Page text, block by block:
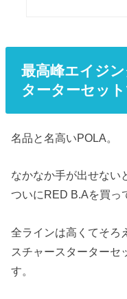
最高峰エイジ
ターターセッ
名品と名高いPOLA。
なかなか手が出せない
ついにRED B.Aを買っ
全ラインは高くてそろ
スチャースターターセ
す。